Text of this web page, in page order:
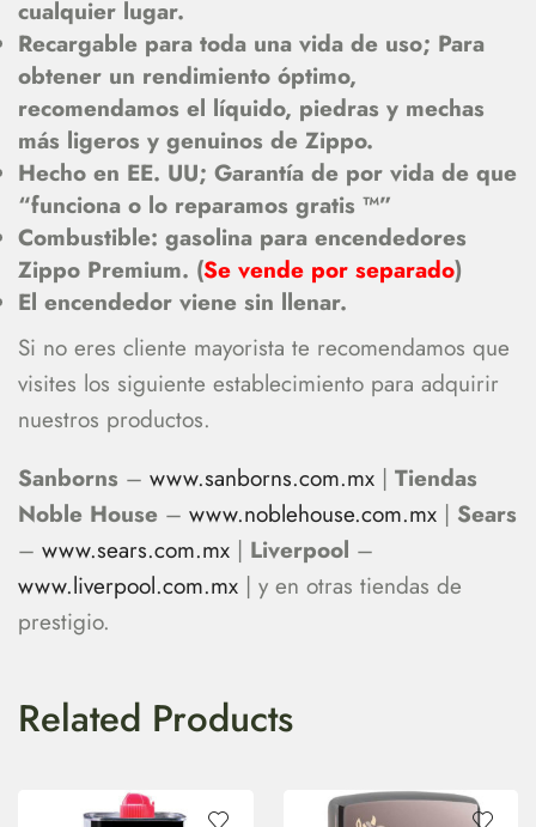
cualquier lugar.
Recargable para toda una vida de uso; Para
obtener un rendimiento óptimo,
recomendamos el líquido, piedras y mechas
más ligeros y genuinos de Zippo.
Hecho en EE. UU; Garantía de por vida de que
“funciona o lo reparamos gratis ™”
Combustible: gasolina para encendedores
Zippo Premium. (Se vende por separado)
El encendedor viene sin llenar.
Si no eres cliente mayorista te recomendamos que
visites los siguiente establecimiento para adquirir
nuestros productos.
Sanborns – www.sanborns.com.mx | Tiendas
Noble House – www.noblehouse.com.mx | Sears
– www.sears.com.mx | Liverpool –
www.liverpool.com.mx | y en otras tiendas de
prestigio.
Related Products